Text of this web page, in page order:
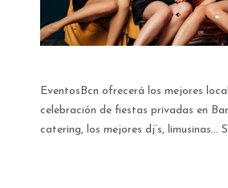
EventosBcn ofrecerá los mejores
celebración de fiestas privadas en
catering, los mejores dj’s, limusinas…